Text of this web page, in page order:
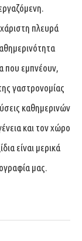
πλευρά
που εμπνέουν,
γαστρονομίας
καθημερινών
και τον χώρο
είναι μερικά
μας.